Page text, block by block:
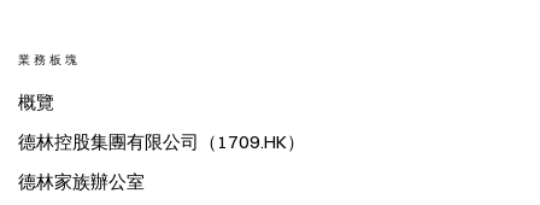
業務板塊
概覽
德林控股集團有限公司（1709.HK）
德林家族辦公室